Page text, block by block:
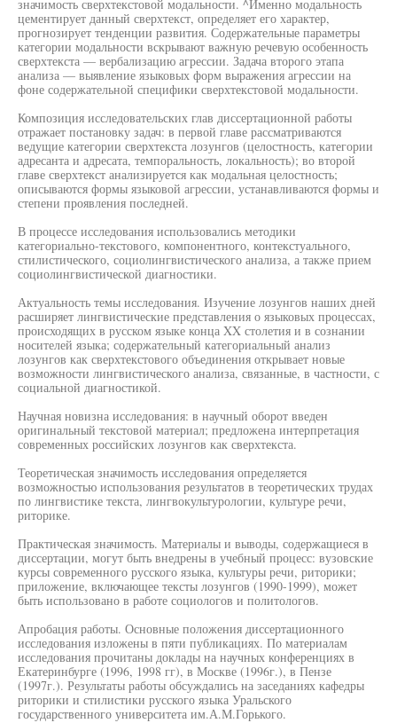
значимость сверхтекстовой модальности. ^Именно модальность
цементирует данный сверхтекст, определяет его характер,
прогнозирует тенденции развития. Содержательные параметры
категории модальности вскрывают важную речевую особенность
сверхтекста — вербализацию агрессии. Задача второго этапа
анализа — выявление языковых форм выражения агрессии на
фоне содержательной специфики сверхтекстовой модальности.
Композиция исследовательских глав диссертационной работы
отражает постановку задач: в первой главе рассматриваются
ведущие категории сверхтекста лозунгов (целостность, категории
адресанта и адресата, темпоральность, локальность); во второй
главе сверхтекст анализируется как модальная целостность;
описываются формы языковой агрессии, устанавливаются формы и
степени проявления последней.
В процессе исследования использовались методики
категориально-текстового, компонентного, контекстуального,
стилистического, социолингвистического анализа, а также прием
социолингвистической диагностики.
Актуальность темы исследования. Изучение лозунгов наших дней
расширяет лингвистические представления о языковых процессах,
происходящих в русском языке конца XX столетия и в сознании
носителей языка; содержательный категориальный анализ
лозунгов как сверхтекстового объединения открывает новые
возможности лингвистического анализа, связанные, в частности, с
социальной диагностикой.
Научная новизна исследования: в научный оборот введен
оригинальный текстовой материал; предложена интерпретация
современных российских лозунгов как сверхтекста.
Теоретическая значимость исследования определяется
возможностью использования результатов в теоретических трудах
по лингвистике текста, лингвокультурологии, культуре речи,
риторике.
Практическая значимость. Материалы и выводы, содержащиеся в
диссертации, могут быть внедрены в учебный процесс: вузовские
курсы современного русского языка, культуры речи, риторики;
приложение, включающее тексты лозунгов (1990-1999), может
быть использовано в работе социологов и политологов.
Апробация работы. Основные положения диссертационного
исследования изложены в пяти публикациях. По материалам
исследования прочитаны доклады на научных конференциях в
Екатеринбурге (1996, 1998 гг), в Москве (1996г.), в Пензе
(1997г.). Результаты работы обсуждались на заседаниях кафедры
риторики и стилистики русского языка Уральского
государственного университета им.А.М.Горького.